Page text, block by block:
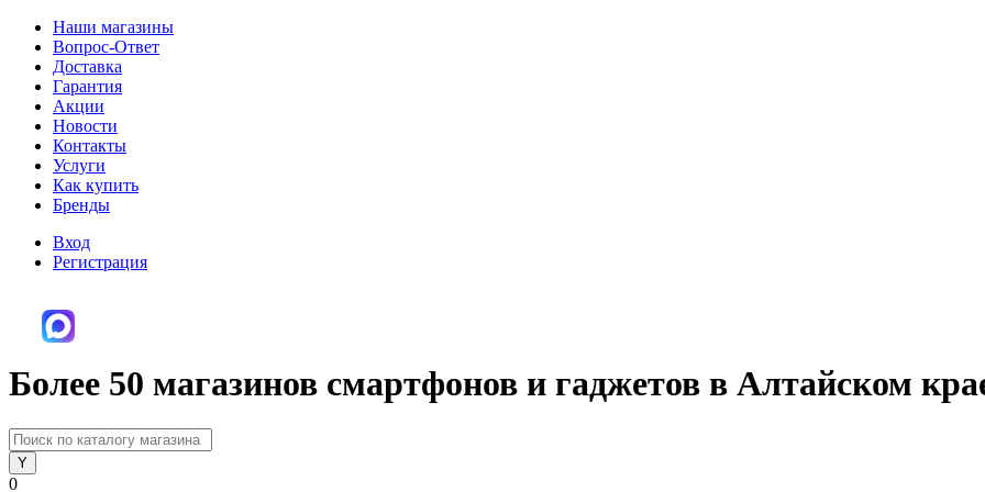
Наши магазины
Вопрос-Ответ
Доставка
Гарантия
Акции
Новости
Контакты
Услуги
Как купить
Бренды
Вход
Регистрация
Более 50 магазинов смартфонов и гаджетов в Алтайском
0